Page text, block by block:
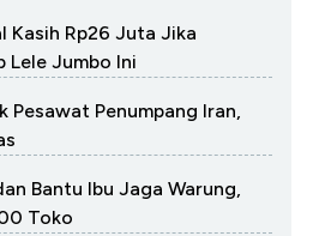
Kasih Rp26 Juta Jika
Lele Jumbo Ini
Pesawat Penumpang Iran,
Bantu Ibu Jaga Warung,
Toko